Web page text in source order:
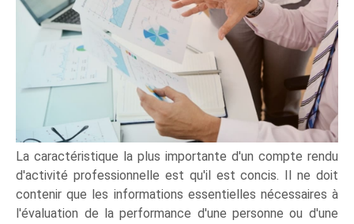
La caractéristique la plus importante d'un compte rendu
d'activité professionnelle est qu'il est concis. Il ne doit
contenir que les informations essentielles nécessaires à
l'évaluation de la performance d'une personne ou d'une